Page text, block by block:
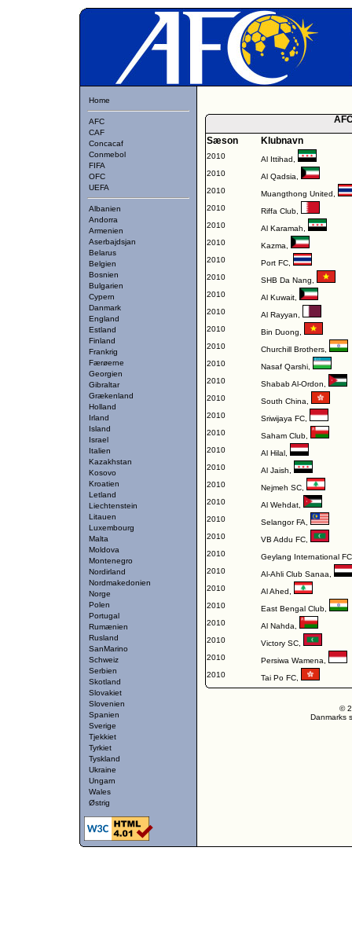
Home
AFC
CAF
Concacaf
Conmebol
FIFA
OFC
UEFA
Albanien
Andorra
Armenien
Aserbajdsjan
Belarus
Belgien
Bosnien
Bulgarien
Cypern
Danmark
England
Estland
Finland
Frankrig
Færøerne
Georgien
Gibraltar
Grækenland
Holland
Irland
Island
Israel
Italien
Kazakhstan
Kosovo
Kroatien
Letland
Liechtenstein
Litauen
Luxembourg
Malta
Moldova
Montenegro
Nordirland
Nordmakedonien
Norge
Polen
Portugal
Rumænien
Rusland
SanMarino
Schweiz
Serbien
Skotland
Slovakiet
Slovenien
Spanien
Sverige
Tjekkiet
Tyrkiet
Tyskland
Ukraine
Ungarn
Wales
Østrig
Sæson
Klubnavn
2010 Al Ittihad
2010
Al Qadsia
2010
Muangthong United
2010
Riffa Club
2010
Al Karamah
2010
Kazma
2010
Port FC
2010
SHB Da Nang
2010
Al Kuwait
2010
Al Rayyan
2010
Bin Duong
2010
Churchill Brothers
2010
Nasaf Qarshi
2010
Shabab Al-Ordon
2010
South China
2010
Sriwijaya FC
2010
Saham Club
2010
Al Hilal
2010
Al Jaish
2010
Nejmeh SC
2010
Al Wehdat
2010
Selangor FA
2010
VB Addu FC
2010
Geylang International FC
2010
Al-Ahli Club Sanaa
2010
Al Ahed
2010
East Bengal Club
2010
Al Nahda
2010
Victory SC
2010
Persiwa Wamena
2010
Tai Po FC
©
Danmarks